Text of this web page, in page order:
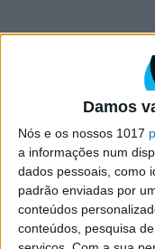
Damos
Nós e os nossos 1017
a informações num
dados pessoais, como
padrão enviadas por
conteúdos
conteúdos, pesquisa
BELEZA